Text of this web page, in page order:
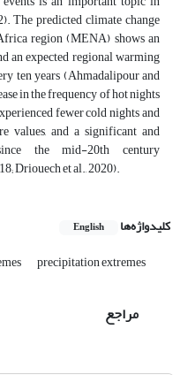
The predicted climate change
region (MENA) shows an
an expected regional warming
ten years (Ahmadalipour and
in the frequency of hot nights
fewer cold nights and
values, and a significant and
the mid-20th century
Driouech et al., 2020).
کلیدواژه‌ها English
precipitation extremes
مراجع